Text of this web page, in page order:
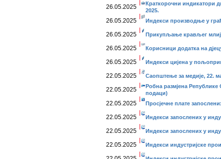
26.05.2025
Краткорочни индикатори
2025.
26.05.2025 Индекси производње у
26.05.2025 Прикупљање крављег
26.05.2025 Корисници додатка на
26.05.2025 Индекси цијена у
22.05.2025 Саопштење за медије, 22.
22.05.2025
Робна размјена
подаци)
22.05.2025 Просјечне плате
22.05.2025 Индекси запослених у
22.05.2025 Индекси запослених у
22.05.2025 Индекси индустријске